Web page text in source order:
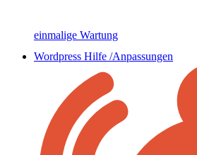
einmalige Wartung
Wordpress Hilfe /Anpassungen